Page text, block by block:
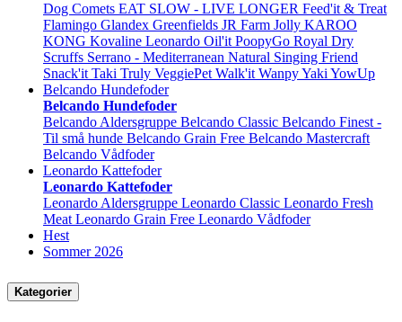
Dog Comets EAT SLOW - LIVE LONGER Feed'it & Treat
Flamingo Glandex Greenfields JR Farm Jolly KAROO
KONG Kovaline Leonardo Oil'it PoopyGo Royal Dry
Scruffs Serrano - Mediterranean Natural Singing Friend
Snack'it Taki Truly VeggiePet Walk'it WanpyYaki YowUp
Belcando Hundefoder
Belcando Hundefoder
Belcando Aldersgruppe Belcando Classic Belcando Finest -
Til små hunde Belcando Grain Free Belcando Mastercraft
Belcando Vådfoder
Leonardo Kattefoder
Leonardo Kattefoder
Leonardo Aldersgruppe Leonardo Classic Leonardo Fresh
Meat Leonardo Grain Free Leonardo Vådfoder
Hest
Sommer 2026
Kategorier